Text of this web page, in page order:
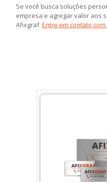
Se você busca soluções
empresa e agregar valor aos
Afixgraf. Entre em contato